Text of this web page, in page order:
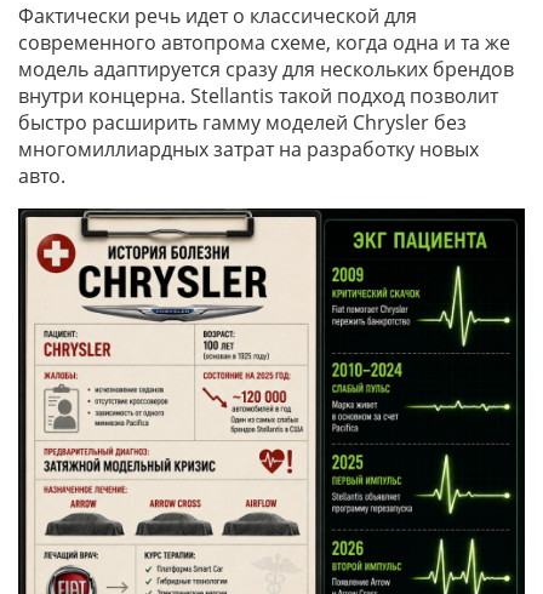
Фактически речь идет о классической для
современного автопрома схеме, когда одна и та же
модель адаптируется сразу для нескольких брендов
внутри концерна. Stellantis такой подход позволит
быстро расширить гамму моделей Chrysler без
многомиллиардных затрат на разработку новых
авто.